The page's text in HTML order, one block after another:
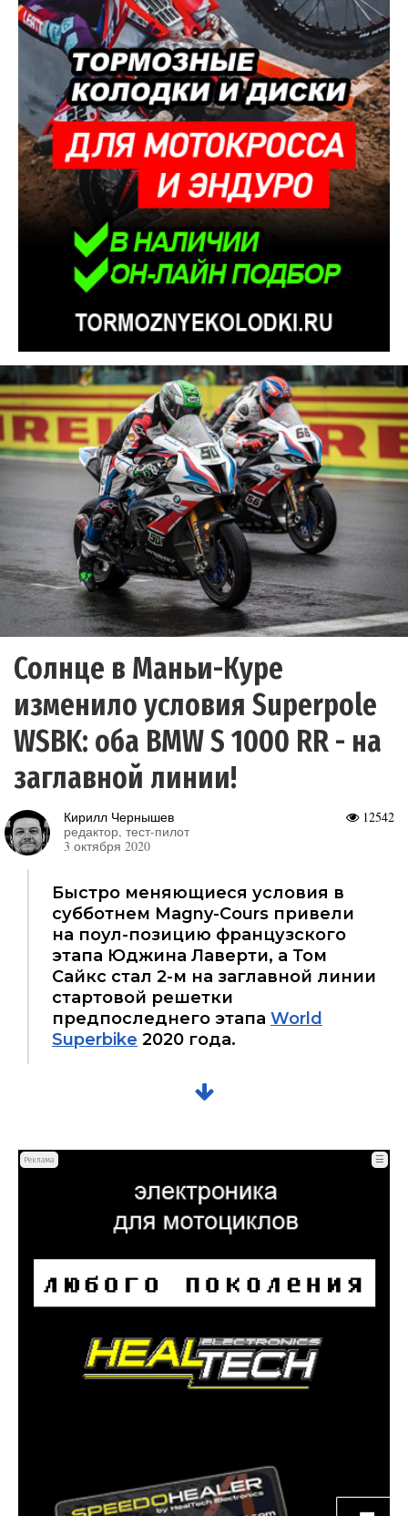
Солнце в Маньи-Куре
изменило условия Superpole
WSBK: оба BMW S 1000 RR - на
заглавной линии!
12542
Кирилл Чернышев
редактор, тест-пилот
3 октября 2020
Быстро меняющиеся условия в
субботнем Magny-Cours привели
на поул-позицию французского
этапа Юджина Лаверти, а Том
Сайкс стал 2-м на заглавной линии
стартовой решетки
предпоследнего этапа World
Superbike 2020 года.
Реклама ☰